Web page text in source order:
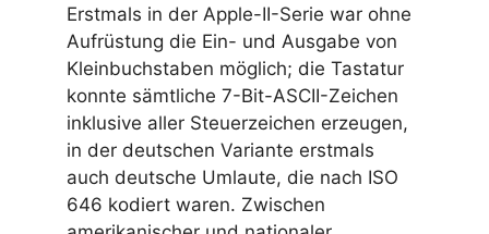
Erstmals in der Apple-II-Serie war ohne
Aufrüstung die Ein- und Ausgabe von
Kleinbuchstaben möglich; die Tastatur
konnte sämtliche 7-Bit-ASCII-Zeichen
inklusive aller Steuerzeichen erzeugen,
in der deutschen Variante erstmals
auch deutsche Umlaute, die nach ISO
646 kodiert waren. Zwischen